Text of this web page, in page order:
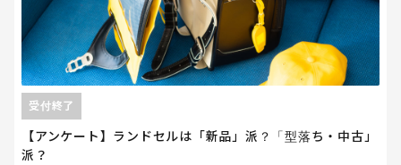
【アンケート】ランドセルは「新品」派？「型落ち・中古」
派？
受付終了